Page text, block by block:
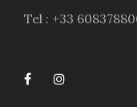
Tel : +33